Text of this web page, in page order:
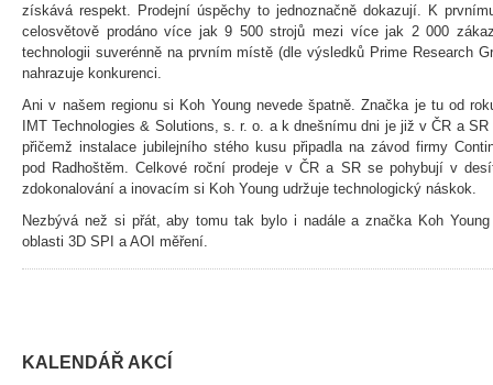
získává respekt. Prodejní úspěchy to jednoznačně dokazují. K
celosvětově prodáno více jak 9 500 strojů mezi více jak 2 000
technologii suverénně na prvním místě (dle výsledků Prime Research
nahrazuje konkurenci.
Ani v našem regionu si Koh Young nevede špatně. Značka je tu od
IMT Technologies & Solutions, s. r. o. a k dnešnímu dni je již v ČR a
přičemž instalace jubilejního stého kusu připadla na závod firmy
pod Radhoštěm. Celkové roční prodeje v ČR a SR se pohybují v
zdokonalování a inovacím si Koh Young udržuje technologický náskok.
Nezbývá než si přát, aby tomu tak bylo i nadále a značka Koh
oblasti 3D SPI a AOI měření.
KALENDÁŘ AKCÍ